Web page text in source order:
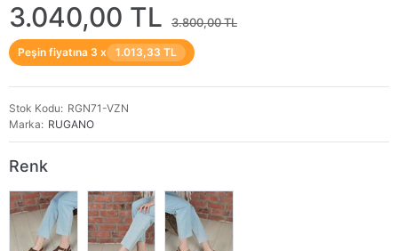
3.040,00 TL 3.800,00 TL
Peşin fiyatına 3 x 1.013,33 TL
Stok Kodu
RGN71-VZN
Marka
RUGANO
Renk